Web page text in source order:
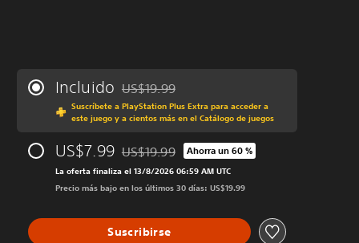
Incluido Rebajado del precio original de US$19.99
US$19.99
Suscríbete a PlayStation Plus Extra para acceder a
este juego y a cientos más en el Catálogo de juegos
US$7.99 Rebajado del precio original de US$19.99
US$19.99 Ahorra un 60 %
La oferta finaliza el 13/8/2026 06:59 AM UTC
Precio más bajo en los últimos 30 días: US$19.99
Suscribirse